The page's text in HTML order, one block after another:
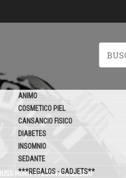
ANIMO
COSMETICO PIEL
CANSANCIO FISICO
DIABETES
INSOMNIO
SEDANTE
***REGALOS - GADJETS**
HORA Y FECHA ANALOGICO